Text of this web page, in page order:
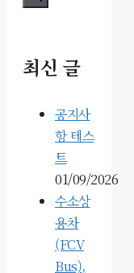
최신 글
공지사
항 테스
트
01/09/2026
수소상
용차
(FCV
Bus),